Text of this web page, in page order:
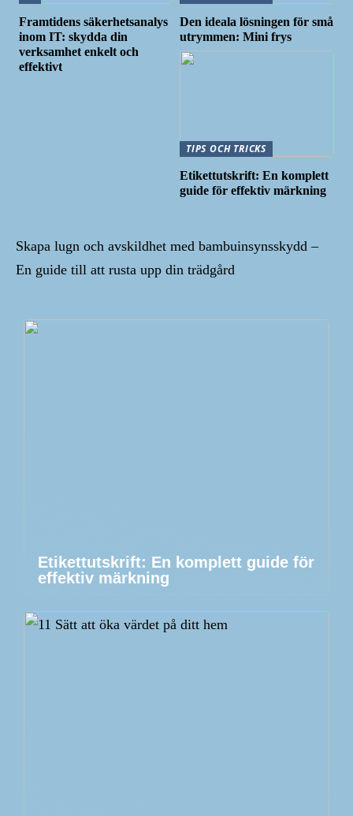
Framtidens säkerhetsanalys
inom IT: skydda din
verksamhet enkelt och
effektivt
Den ideala lösningen för små
utrymmen: Mini frys
TIPS OCH TRICKS
Etikettutskrift: En komplett
guide för effektiv märkning
Skapa lugn och avskildhet med bambuinsynsskydd –
En guide till att rusta upp din trädgård
Etikettutskrift: En komplett guide för
effektiv märkning